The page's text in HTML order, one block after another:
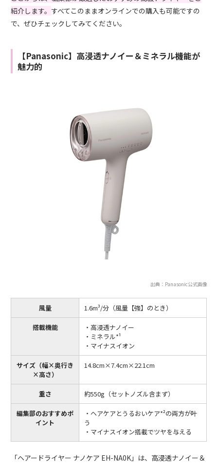
紹介します。すべてこのままオンラインでの購入も可能ですの
で、ぜひチェックしてみてください。
【Panasonic】高浸透ナノイー＆ミネラル機能が
魅力的
出典：Panasonic公式画像
風量 1.6m³/分（風量【強】のとき）
搭載機能
・高浸透ナノイー
・ミネラル*¹
・マイナスイオン
サイズ（幅×奥行き
×高さ）
14.8cm×7.4cm×22.1cm
重さ 約550g（セットノズル含まず）
編集部のおすすめポ
イント
・ヘアケアとうるおいケア*²の両方が叶
う
・マイナスイオン搭載でツヤを与える
「ヘアードライヤー ナノケア EH-NA0K」は、高浸透ナノイー＆